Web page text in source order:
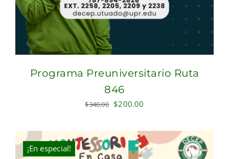
Programa Preuniversitario Ruta
846
$340.00 Original
was:
$340.00.
$200.00
is:
$200.00.
¡En especial!